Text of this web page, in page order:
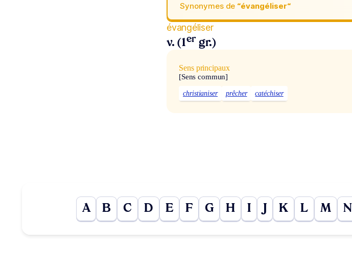
Synonymes de “évangéliser“
évangéliser
v. (1er gr.)
Sens principaux
[Sens commun]
christianiser prêcher catéchiser
A B C D E F G H I J K L M N